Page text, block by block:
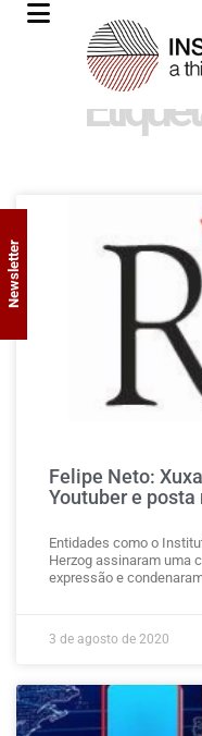
Felipe Neto:
Youtuber e
Entidades como o
Herzog assinaram uma
expressão e
3 de agosto de 2020
Newsletter